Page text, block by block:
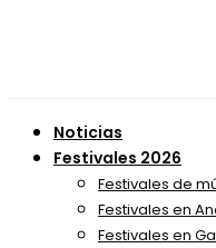
Noticias
Festivales 2026
Festivales de
Festivales en
Festivales en